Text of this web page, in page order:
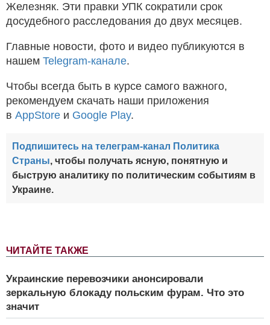
ЧИТАЙТЕ ТАКЖЕ
Украинские перевозчики анонсировали
зеркальную блокаду польским фурам. Что это
значит
Железняк. Эти правки УПК сократили срок
досудебного расследования до двух месяцев.
Главные новости, фото и видео публикуются в
нашем Telegram-канале.
Чтобы всегда быть в курсе самого важного,
рекомендуем скачать наши приложения
в AppStore и Google Play.
Подпишитесь на телеграм-канал Политика
Страны, чтобы получать ясную, понятную и
быструю аналитику по политическим событиям в
Украине.